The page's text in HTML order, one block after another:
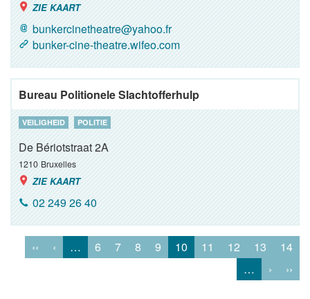
ZIE KAART
bunkercinetheatre@yahoo.fr
bunker-cine-theatre.wifeo.com
Bureau Politionele Slachtofferhulp
VEILIGHEID POLITIE
De Bériotstraat 2A
1210 Bruxelles
ZIE KAART
02 249 26 40
‹‹ ‹ … 6 7 8 9 10 11 12 13
14
…
› ››